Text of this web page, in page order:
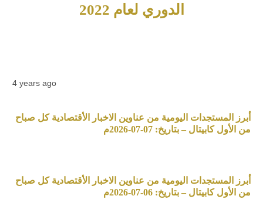
الدوري لعام 2022
4 years ago
أبرز المستجدات اليومية من عناوين الاخبار الأقتصادية كل صباح
من الأول كابيتال – بتاريخ: 07-07-2026م
أبرز المستجدات اليومية من عناوين الاخبار الأقتصادية كل صباح
من الأول كابيتال – بتاريخ: 06-07-2026م